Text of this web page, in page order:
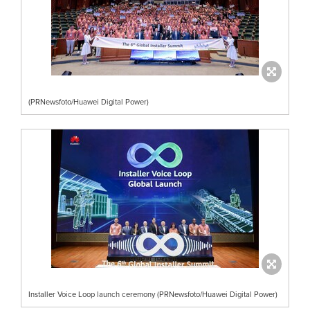
(PRNewsfoto/Huawei Digital Power)
Installer Voice Loop launch ceremony (PRNewsfoto/Huawei Digital Power)